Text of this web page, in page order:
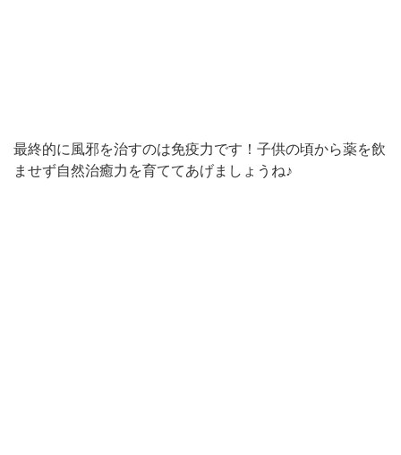
最終的に風邪を治すのは免疫力です！子供の頃から薬を飲
ませず自然治癒力を育ててあげましょうね♪